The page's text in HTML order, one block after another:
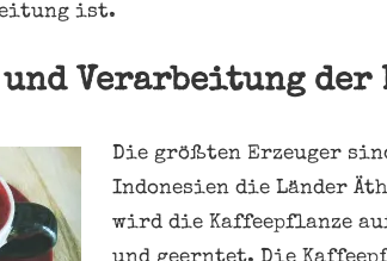
ist.
Verarbeitung der
Die größten Erzeuger
Indonesien die Länder
wird die Kaffeepflanze